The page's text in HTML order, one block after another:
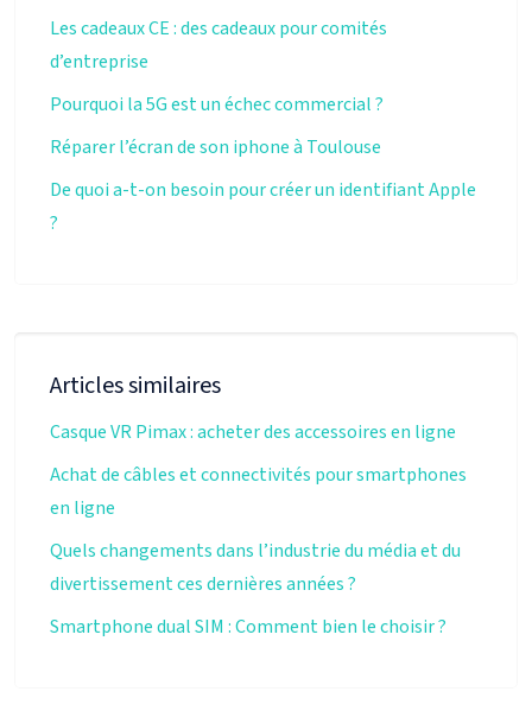
Les cadeaux CE : des cadeaux pour comités
d’entreprise
Pourquoi la 5G est un échec commercial ?
Réparer l’écran de son iphone à Toulouse
De quoi a-t-on besoin pour créer un identifiant Apple
?
Articles similaires
Casque VR Pimax : acheter des accessoires en ligne
Achat de câbles et connectivités pour smartphones
en ligne
Quels changements dans l’industrie du média et du
divertissement ces dernières années ?
Smartphone dual SIM : Comment bien le choisir ?